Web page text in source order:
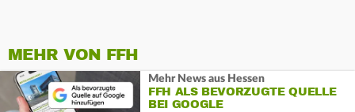
MEHR VON FFH
Mehr News aus Hessen
FFH ALS BEVORZUGTE QUELLE
BEI GOOGLE